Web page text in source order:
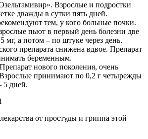
Взрослые и подростки
дважды в сутки пять дней.
тем, у кого больные почки.
пьют в первый день болезни две
мг, а потом – по штуке через день.
препарата снижена вдвое. Препарат
беременным.
нового поколения, очень
принимают по 0,2 г четырежды
5 дней.
от простуды и гриппа этой